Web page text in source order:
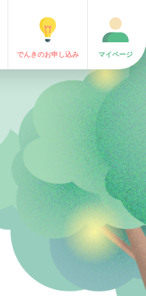
でんきのお申し込み マイページ